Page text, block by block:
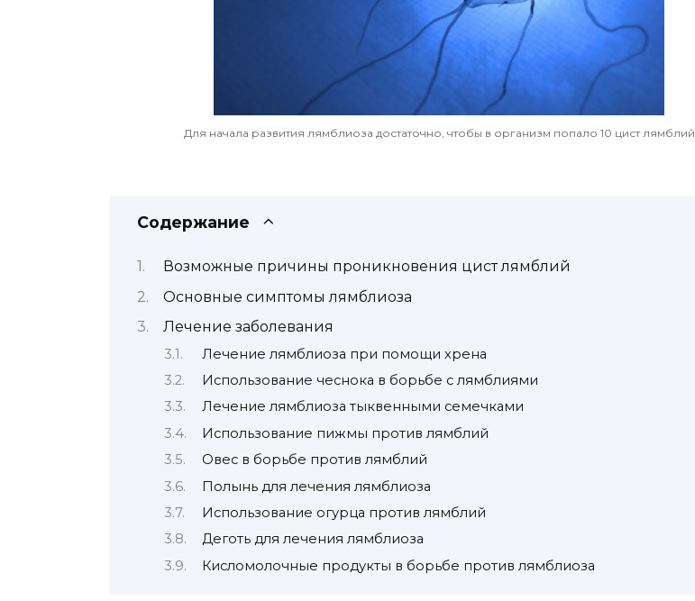
Для начала развития лямблиоза достаточно, чтобы в организм попало 10 цист лямблий
Содержание
Возможные причины проникновения цист лямблий
Основные симптомы лямблиоза
Лечение заболевания
Лечение лямблиоза при помощи хрена
Использование чеснока в борьбе с лямблиями
Лечение лямблиоза тыквенными семечками
Использование пижмы против лямблий
Овес в борьбе против лямблий
Полынь для лечения лямблиоза
Использование огурца против лямблий
Деготь для лечения лямблиоза
Кисломолочные продукты в борьбе против лямблиоза